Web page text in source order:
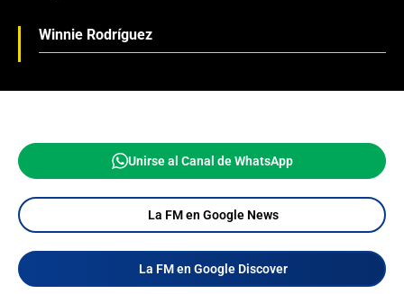
Winnie Rodríguez
Unirse al Canal de WhatsApp
La FM en Google News
La FM en Google Discover